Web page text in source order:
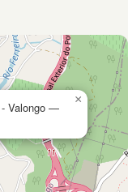
- Valongo —
×